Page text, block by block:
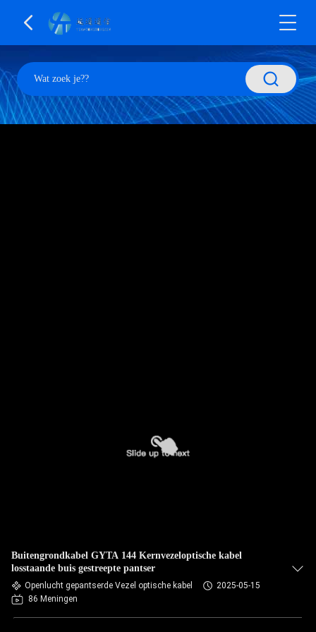
Buitengrondkabel GYTA 144 Kernvezeloptische kabel
losstaande buis gestreepte pantser
Openlucht gepantserde Vezel optische kabel
2025-05-15
86 Meningen